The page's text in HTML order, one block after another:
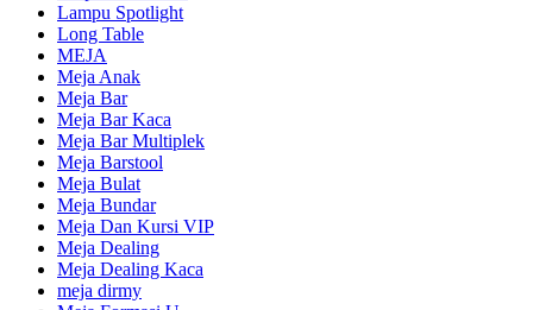
Lampu Spotlight
Long Table
MEJA
Meja Anak
Meja Bar
Meja Bar Kaca
Meja Bar Multiplek
Meja Barstool
Meja Bulat
Meja Bundar
Meja Dan Kursi VIP
Meja Dealing
Meja Dealing Kaca
meja dirmy